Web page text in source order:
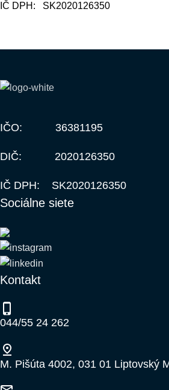
IČ DPH: SK2020126350
IČO: 36381195
DIČ: 2020126350
IČ DPH: SK2020126350
Sociálne siete
Kontakt
044/55 24 262
M. Pišúta 4002, 031 01 Liptovský